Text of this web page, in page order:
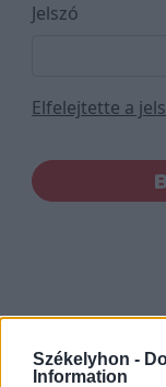
Székelyhon -
Information
Jelszó
Elfelejtette a